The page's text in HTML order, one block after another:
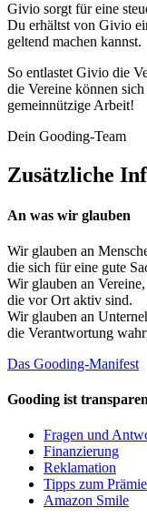
Givio sorgt für eine
Du erhältst von Givio
geltend machen kannst.
So entlastet Givio die
die Vereine können
gemeinnützige Arbeit!
Dein Gooding-Team
Zusätzliche
An was wir glauben
Wir glauben an
die sich für eine gute
Wir glauben an Vereine,
die vor Ort aktiv sind.
Wir glauben an
die Verantwortung
Das Gooding-Manifest
Gooding ist
Fragen und
Finanzierung
Reklamation
Tipps zum
Amazon Smile